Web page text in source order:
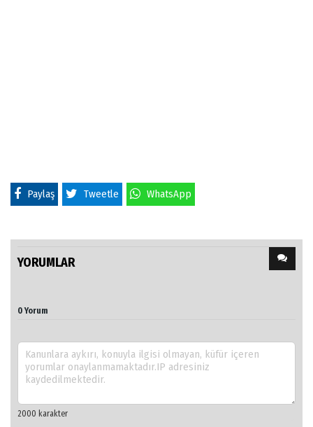
Paylaş Tweetle WhatsApp
YORUMLAR
0 Yorum